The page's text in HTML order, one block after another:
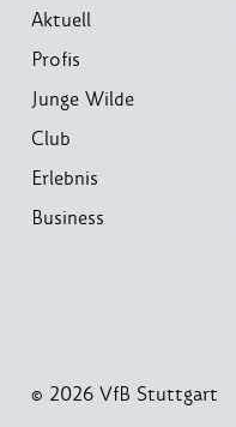
Aktuell
Profis
Junge Wilde
Club
Erlebnis
Business
© 2026 VfB Stuttgart